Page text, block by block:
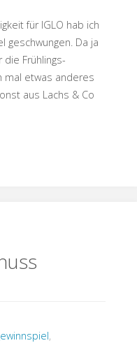
für IGLO hab ich
geschwungen. Da ja
Frühlings-
mal etwas anderes
aus Lachs & Co
,